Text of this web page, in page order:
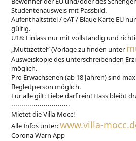
Studentenausweis mit Passbild.
Aufenthaltstitel / eAT / Blaue Karte EU
gültig.
U18: Einlass nur mit vollständig und
„Muttizettel“ (Vorlage zu finden unter
Ausweiskopie des unterschreibenden
möglich.
Pro Erwachsenen (ab 18 Jahren) sind
Begleitperson möglich.
Für alle gilt: Liebe darf rein! Hass bleibt
∙∙∙∙∙∙∙∙∙∙∙∙∙∙∙∙∙∙∙∙∙∙∙∙∙∙∙∙∙
Mietet die Villa Mocc!
Alle Infos unter:www.villa-
Corona Warn App